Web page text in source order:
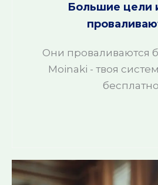
Большие цели
Они проваливаются
Moinaki - твоя